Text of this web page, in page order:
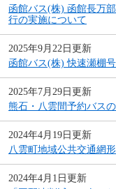
函館バス(株) 函館長万
行の実施について
2025年9月22日更新
函館バス(株) 快速瀬棚
2025年7月29日更新
熊石・八雲間予約バス
2024年4月19日更新
八雲町地域公共交通網
2024年4月1日更新